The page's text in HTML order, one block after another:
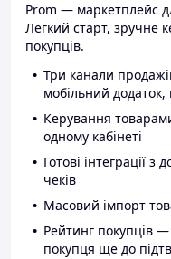
Prom — маркетплейс
Легкий старт, зручне
покупців.
Три канали
мобільний
Керування
одному кабінеті
Готові інтеграції
чеків
Масовий імпорт
Рейтинг покупців
покупця ще до